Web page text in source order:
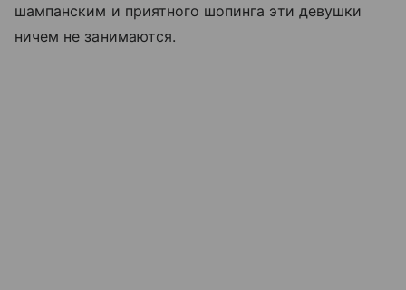
шампанским и приятного шопинга эти девушки
ничем не занимаются.